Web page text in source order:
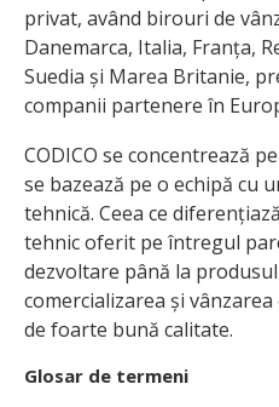
privat, având birouri de
Danemarca, Italia, Franța,
Suedia și Marea Britanie,
companii partenere în
CODICO se concentrează
se bazează pe o echipă cu
tehnică. Ceea ce
tehnic oferit pe întregul
dezvoltare până la
comercializarea și
de foarte bună calitate.
Glosar de termeni